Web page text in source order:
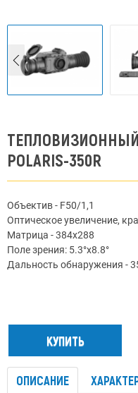
ТЕПЛОВИЗИОННЫЙ
POLARIS-350R
Объектив - F50/1,1
Оптическое увеличение,
Матрица - 384x288
Поле зрения: 5.3°x8.8°
Дальность обнаружения -
ОПИСАНИЕ